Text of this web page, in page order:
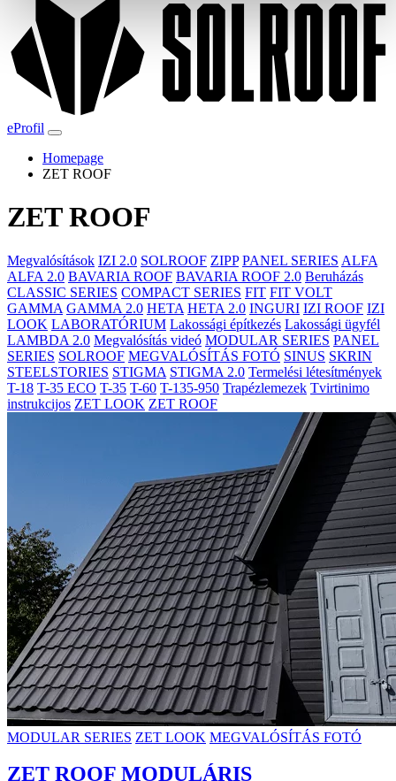
eProfil
Homepage
ZET ROOF
ZET ROOF
Megvalósítások IZI 2.0 SOLROOF ZIPP PANEL SERIES ALFA
ALFA 2.0 BAVARIA ROOF BAVARIA ROOF 2.0 Beruházás
CLASSIC SERIES COMPACT SERIES FIT FIT VOLT
GAMMA GAMMA 2.0 HETA HETA 2.0 INGURI IZI ROOF IZI
LOOK LABORATÓRIUM Lakossági építkezés Lakossági ügyfél
LAMBDA 2.0 Megvalósítás videó MODULAR SERIES PANEL
SERIES SOLROOF MEGVALÓSÍTÁS FOTÓ SINUS SKRIN
STEELSTORIES STIGMA STIGMA 2.0 Termelési létesítmények
T-18 T-35 ECO T-35 T-60 T-135-950 Trapézlemezek Tvirtinimo
instrukcijos ZET LOOK ZET ROOF
MODULAR SERIES ZET LOOK MEGVALÓSÍTÁS FOTÓ
ZET ROOF MODULÁRIS